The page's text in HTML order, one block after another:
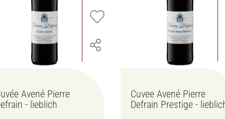
Avené Pierre
- lieblich
Cuvee Avené Pierre
Defrain Prestige -